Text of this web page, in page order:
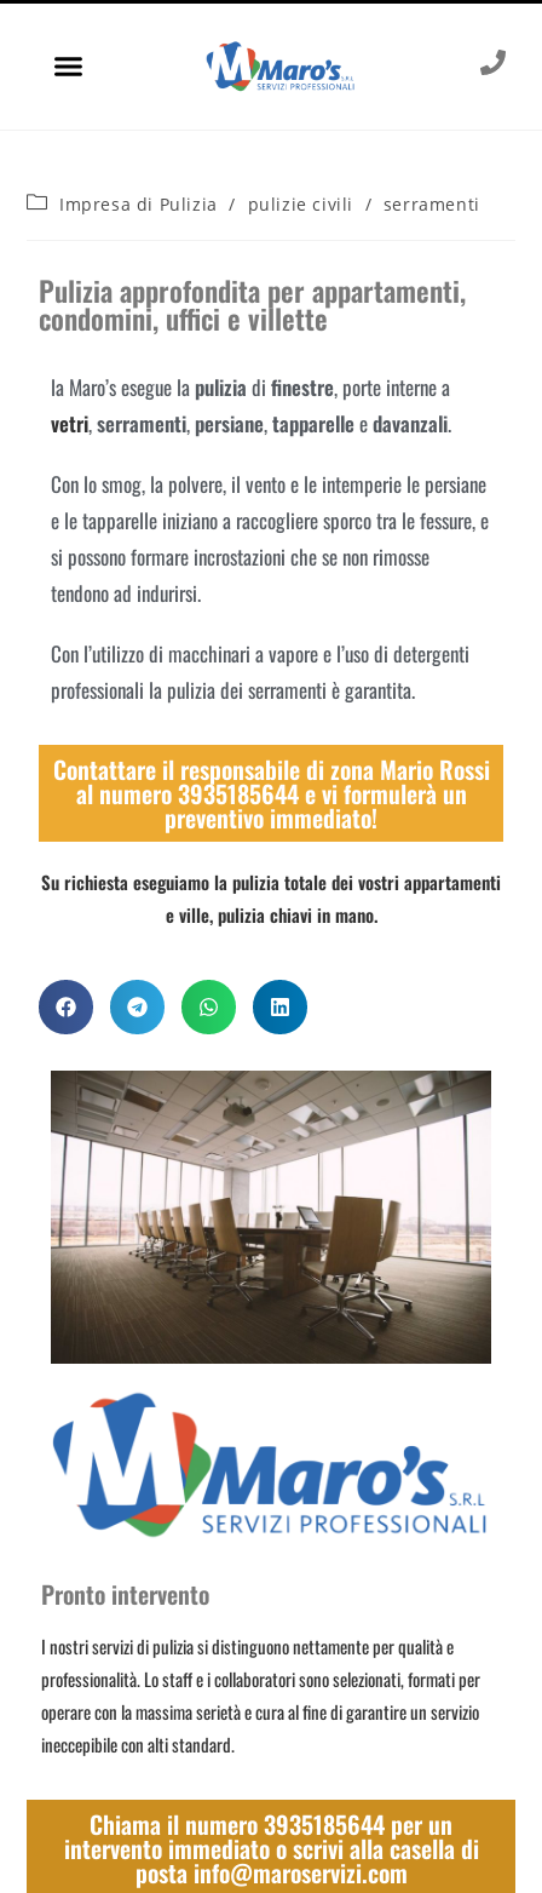
Impresa di Pulizia / pulizie civili / serramenti
Pulizia approfondita per appartamenti,
condomini, uffici e villette
la Maro’s esegue la pulizia difinestre, porte interne a
vetri,serramenti, persiane,tapparelleedavanzali.
Con lo smog, la polvere, il vento e le intemperie le persiane
e le tapparelle iniziano a raccogliere sporco tra le fessure, e
si possono formare incrostazioni che se non rimosse
tendono ad indurirsi.
Con l’utilizzo di macchinari a vapore e l’uso di detergenti
professionali la pulizia dei serramenti è garantita.
Contattare il responsabile di zona Mario Rossi
al numero 3935185644 e vi formulerà un
preventivo immediato!
Su richiesta eseguiamo la pulizia totale dei vostri appartamenti
e ville, pulizia chiavi in mano.
Pronto intervento
I nostri servizi di pulizia si distinguono nettamente per qualità e
professionalità. Lo staff e i collaboratori sono selezionati, formati per
operare con la massima serietà e cura al fine di garantire un servizio
ineccepibile con alti standard.
Chiama il numero 3935185644 per un
intervento immediato o scrivi alla casella di
posta info@maroservizi.com